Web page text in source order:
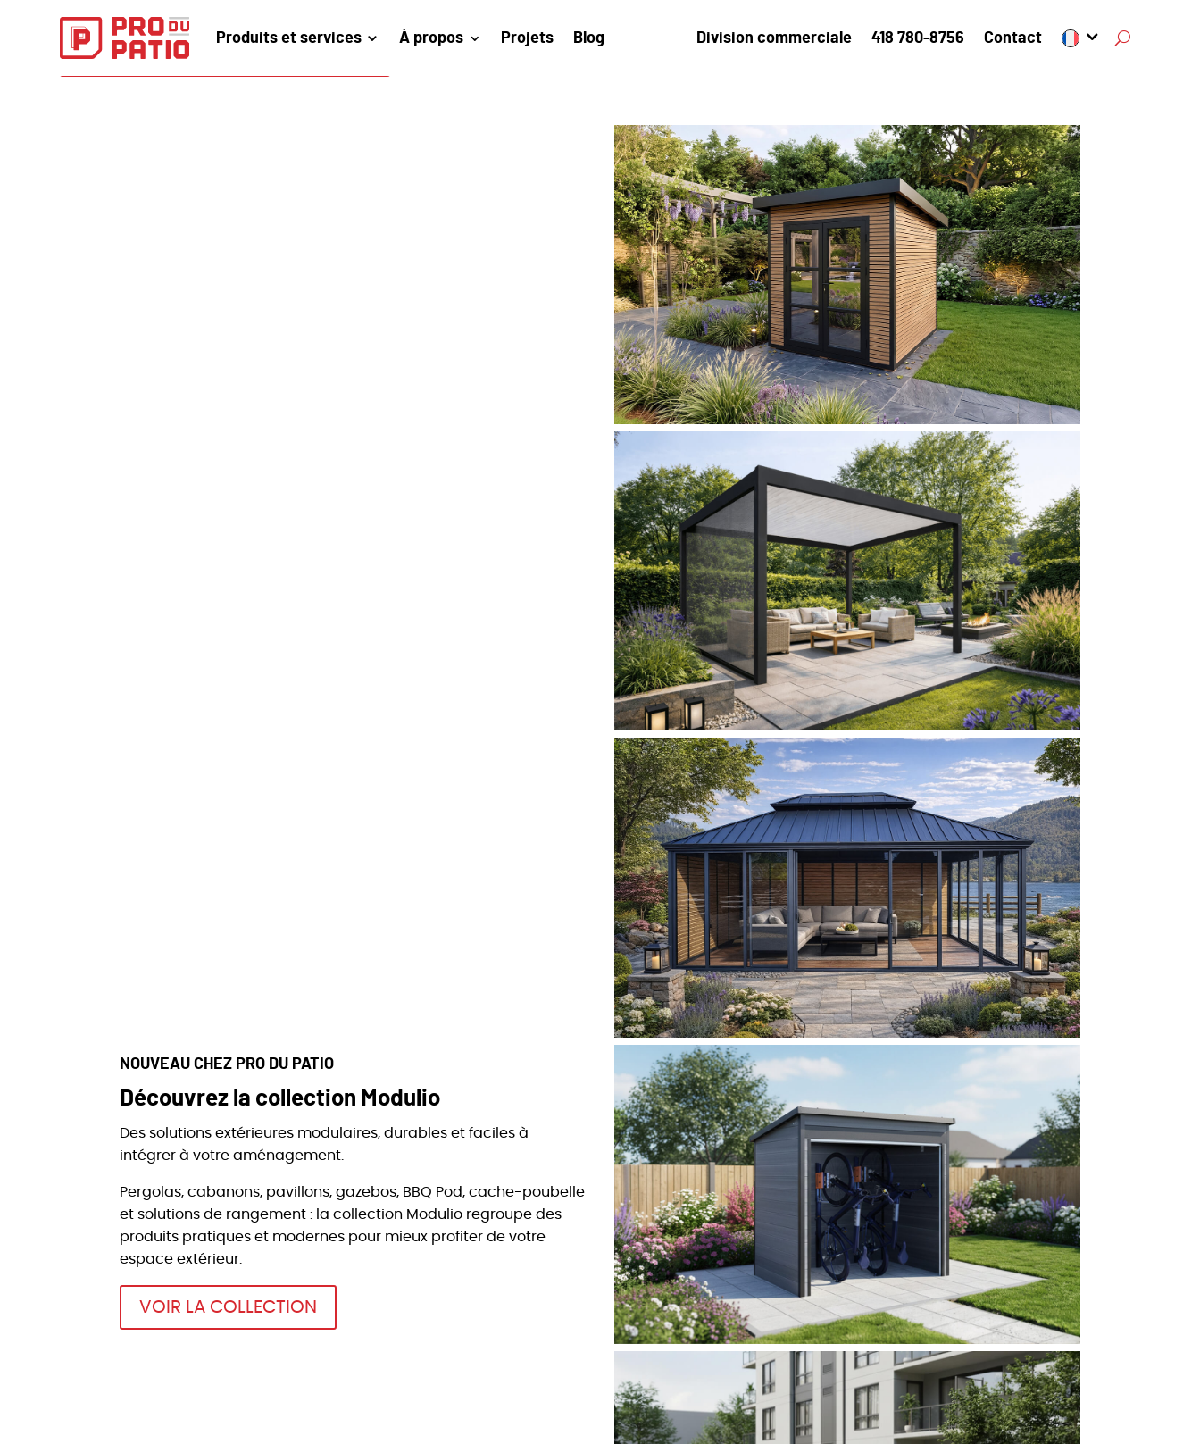
Produits et services À propos Projets Blog Division commerciale 418 780-8756 Contact
NOUVEAU CHEZ PRO DU PATIO
Découvrez la collection Modulio
Des solutions extérieures modulaires, durables et faciles à
intégrer à votre aménagement.
Pergolas, cabanons, pavillons, gazebos, BBQ Pod, cache-poubelle
et solutions de rangement : la collection Modulio regroupe des
produits pratiques et modernes pour mieux profiter de votre
espace extérieur.
VOIR LA COLLECTION